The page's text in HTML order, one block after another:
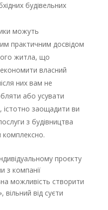
будівельних
можуть
практичним досвідом
житла, що
власний
них вам не
або усувати
істотно заощадити ви
з будівництва
комплексно.
проєкту
з компанії
можливість створити
від суєти